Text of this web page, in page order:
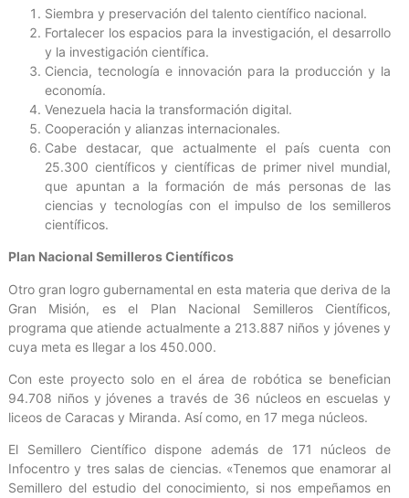
Siembra y preservación del talento científico nacional.
Fortalecer los espacios para la investigación, el desarrollo
y la investigación científica.
Ciencia, tecnología e innovación para la producción y la
economía.
Venezuela hacia la transformación digital.
Cooperación y alianzas internacionales.
Cabe destacar, que actualmente el país cuenta con
25.300 científicos y científicas de primer nivel mundial,
que apuntan a la formación de más personas de las
ciencias y tecnologías con el impulso de los semilleros
científicos.
Plan Nacional Semilleros Científicos
Otro gran logro gubernamental en esta materia que deriva de la
Gran Misión, es el Plan Nacional Semilleros Científicos,
programa que atiende actualmente a 213.887 niños y jóvenes y
cuya meta es llegar a los 450.000.
Con este proyecto solo en el área de robótica se benefician
94.708 niños y jóvenes a través de 36 núcleos en escuelas y
liceos de Caracas y Miranda. Así como, en 17 mega núcleos.
El Semillero Científico dispone además de 171 núcleos de
Infocentro y tres salas de ciencias. «Tenemos que enamorar al
Semillero del estudio del conocimiento, si nos empeñamos en